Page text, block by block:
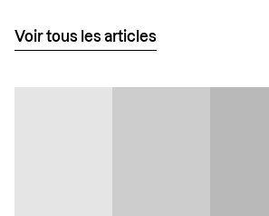
Voir tous les articles